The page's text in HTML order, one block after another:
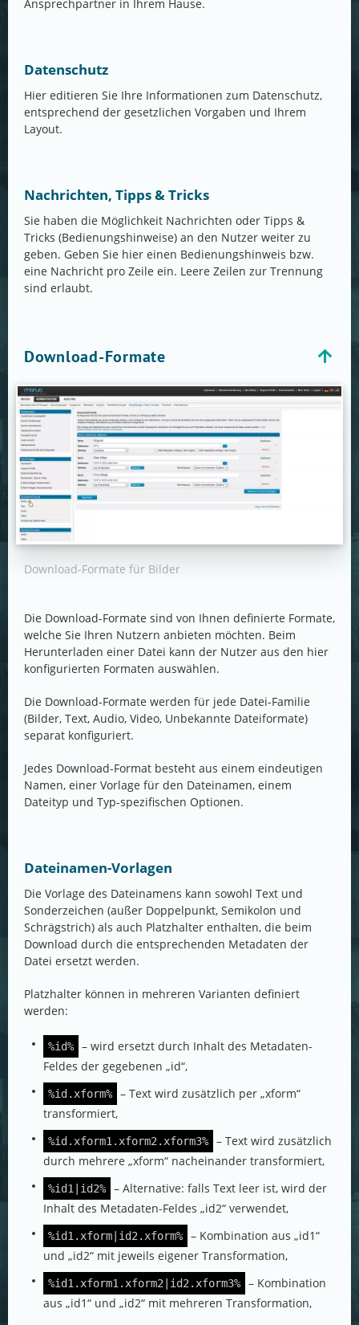
Ansprechpartner in Ihrem Hause.
Datenschutz
Hier editieren Sie Ihre Informationen zum Datenschutz,
entsprechend der gesetzlichen Vorgaben und Ihrem
Layout.
Nachrichten, Tipps & Tricks
Sie haben die Möglichkeit Nachrichten oder Tipps &
Tricks (Bedienungshinweise) an den Nutzer weiter zu
geben. Geben Sie hier einen Bedienungshinweis bzw.
eine Nachricht pro Zeile ein. Leere Zeilen zur Trennung
sind erlaubt.
Download-Formate
Download-Formate für Bilder
Die Download-Formate sind von Ihnen definierte Formate,
welche Sie Ihren Nutzern anbieten möchten. Beim
Herunterladen einer Datei kann der Nutzer aus den hier
konfigurierten Formaten auswählen.
Die Download-Formate werden für jede Datei-Familie
(Bilder, Text, Audio, Video, Unbekannte Dateiformate)
separat konfiguriert.
Jedes Download-Format besteht aus einem eindeutigen
Namen, einer Vorlage für den Dateinamen, einem
Dateityp und Typ-spezifischen Optionen.
Dateinamen-Vorlagen
Die Vorlage des Dateinamens kann sowohl Text und
Sonderzeichen (außer Doppelpunkt, Semikolon und
Schrägstrich) als auch Platzhalter enthalten, die beim
Download durch die entsprechenden Metadaten der
Datei ersetzt werden.
Platzhalter können in mehreren Varianten definiert
werden:
%id%
– wird ersetzt durch Inhalt des Metadaten-
Feldes der gegebenen „id“,
%id.xform%
– Text wird zusätzlich per „xform“
transformiert,
%id.xform1.xform2.xform3%
– Text wird zusätzlich
durch mehrere „xform“ nacheinander transformiert,
%id1|id2%
– Alternative: falls Text leer ist, wird der
Inhalt des Metadaten-Feldes „id2“ verwendet,
%id1.xform|id2.xform%
– Kombination aus „id1“
und „id2“ mit jeweils eigener Transformation,
%id1.xform1.xform2|id2.xform3%
– Kombination
aus „id1“ und „id2“ mit mehreren Transformation,